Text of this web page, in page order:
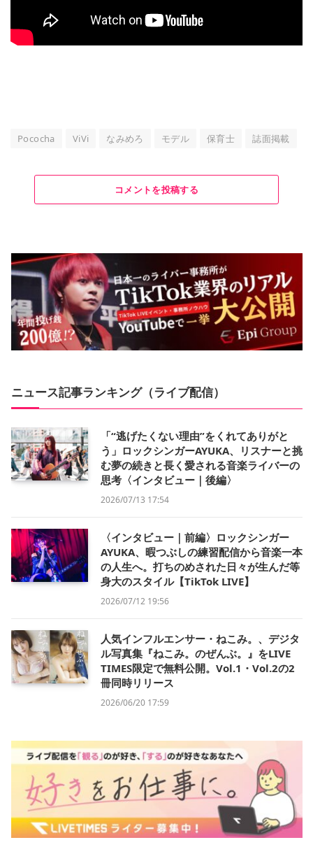
Pococha ViVi なみめろ モデル 保育士 誌面掲載
コメントを投稿する
ニュース記事ランキング（ライブ配信）
「“逃げたくない理由”をくれてありがと
う」ロックシンガーAYUKA、リスナーと挑
む夢の続きと長く愛される音楽ライバーの
思考〈インタビュー｜後編〉
2026/07/13 17:54
〈インタビュー｜前編〉ロックシンガー
AYUKA、暇つぶしの練習配信から音楽一本
の人生へ。打ちのめされた日々が生んだ等
身大のスタイル【TikTok LIVE】
2026/07/12 19:56
人気インフルエンサー・ねこみ。、デジタ
ル写真集『ねこみ。のぜんぶ。』をLIVE
TIMES限定で無料公開。Vol.1・Vol.2の2
冊同時リリース
2026/06/20 17:59